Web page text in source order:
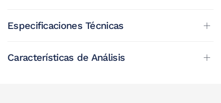
Especificaciones Técnicas
Características de Análisis